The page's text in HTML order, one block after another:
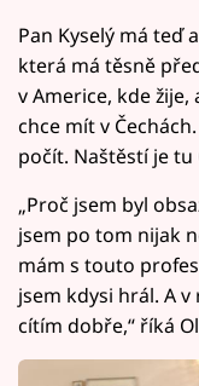
Pan Kyselý má teď
která má těsně
v Americe, kde
chce mít v
počít. Naštěstí je tu
„Proč jsem byl
jsem po tom nijak
mám s touto
jsem kdysi hrál. A
cítím dobře,“ říká